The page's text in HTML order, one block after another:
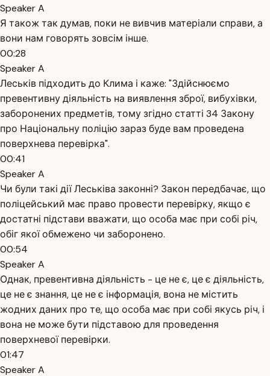
Speaker A
Я також так думав, поки не вивчив матеріали справи, а
вони нам говорять зовсім інше.
00:28
Speaker A
Леськів підходить до Клима і каже: "Здійснюємо
превентивну діяльність на виявлення зброї, вибухівки,
заборонених предметів, тому згідно статті 34 Закону
про Національну поліцію зараз буде вам проведена
поверхнева перевірка".
00:41
Speaker A
Чи були такі дії Леськіва законні? Закон передбачає, що
поліцейський має право провести перевірку, якщо є
достатні підстави вважати, що особа має при собі річ,
обіг якої обмежено чи заборонено.
00:54
Speaker A
Однак, превентивна діяльність - це не є, це є діяльність,
це не є знання, це не є інформація, вона не містить
жодних даних про те, що особа має при собі якусь річ, і
вона не може бути підставою для проведення
поверхневої перевірки.
01:47
Speaker A